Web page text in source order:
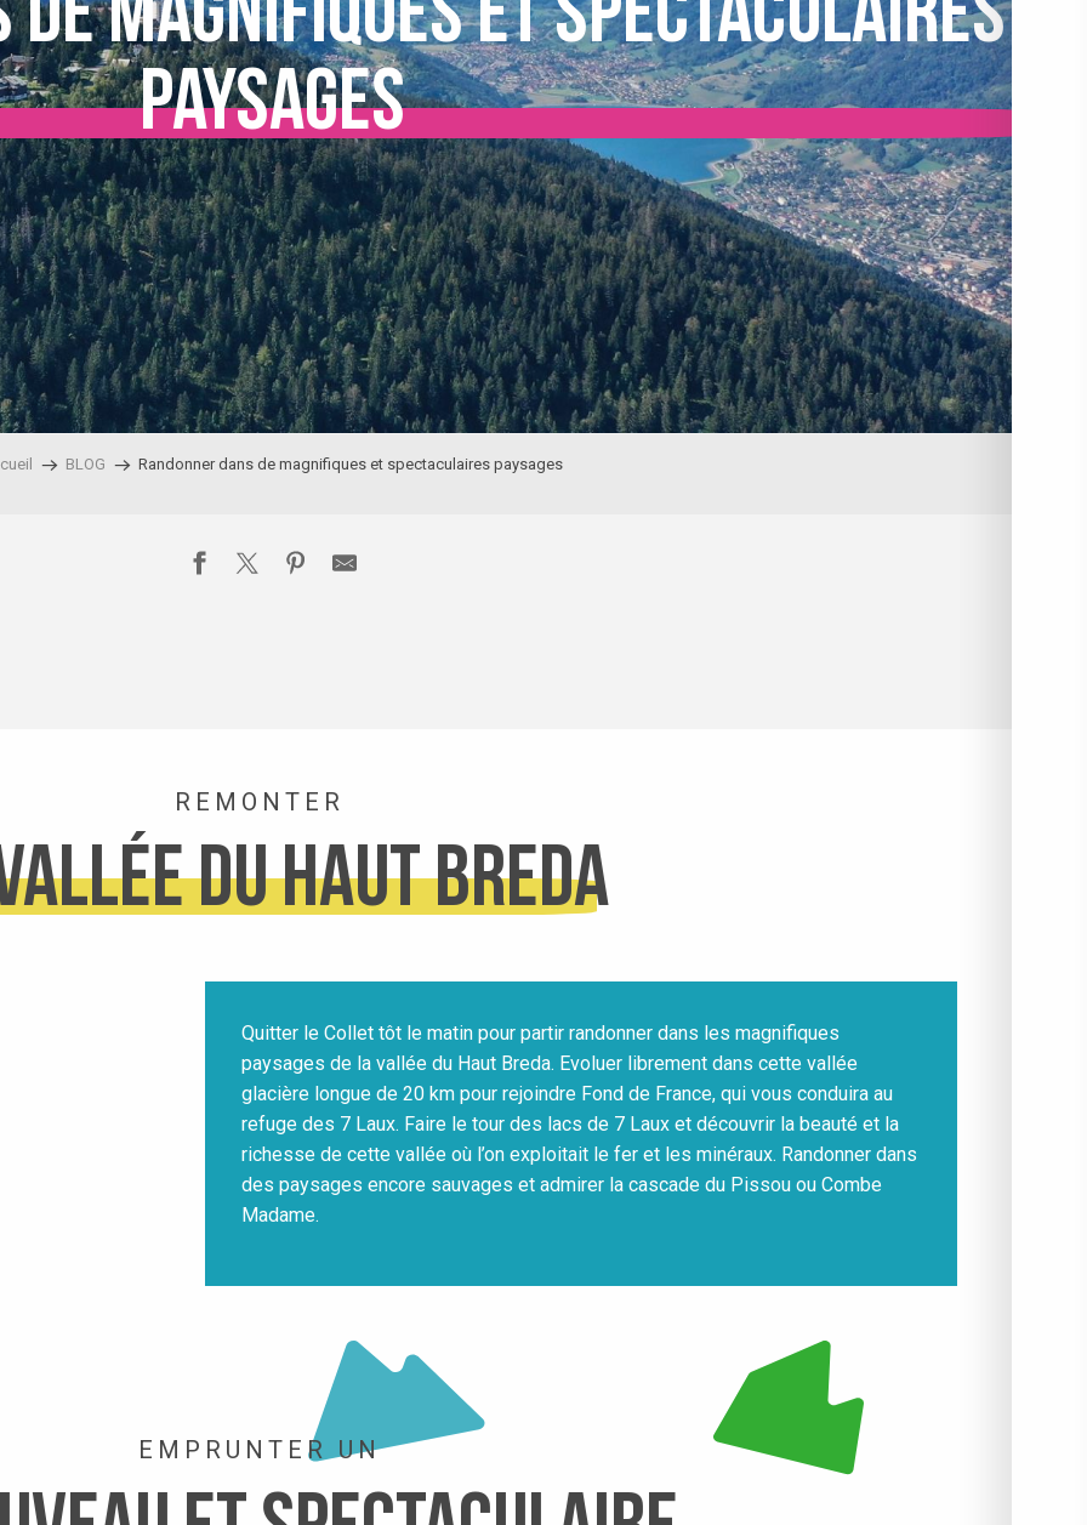
de magnifiques et spectaculaires
paysages
BLOG Randonner dans de magnifiques et spectaculaires paysages
REMONTER
du Haut Breda
Quitter le Collet tôt le matin pour partir randonner dans les magnifiques
paysages de la vallée du Haut Breda. Evoluer librement dans cette vallée
glacière longue de 20 km pour rejoindre Fond de France, qui vous conduira au
refuge des 7 Laux. Faire le tour des lacs de 7 Laux et découvrir la beauté et la
richesse de cette vallée où l’on exploitait le fer et les minéraux. Randonner dans
des paysages encore sauvages et admirer la cascade du Pissou ou Combe
Madame.
EMPRUNTER UN